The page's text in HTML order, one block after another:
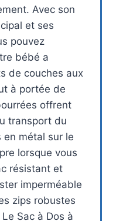
Avec son
et ses
pouvez
bébé a
de couches aux
à portée de
offrent
transport du
en métal sur le
lorsque vous
résistant et
imperméable
zips robustes
Sac à Dos à